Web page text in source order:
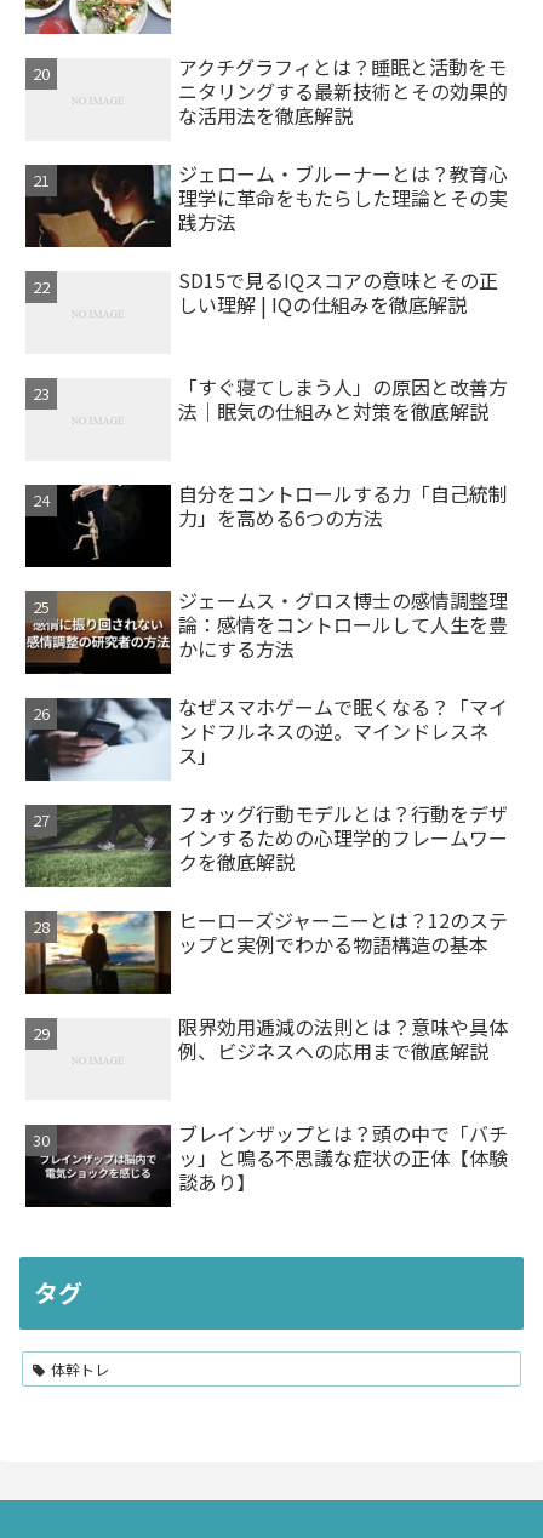
アクチグラフィとは？睡眠と活動をモ
ニタリングする最新技術とその効果的
な活用法を徹底解説
ジェローム・ブルーナーとは？教育心
理学に革命をもたらした理論とその実
践方法
SD15で見るIQスコアの意味とその正
しい理解 | IQの仕組みを徹底解説
「すぐ寝てしまう人」の原因と改善方
法｜眠気の仕組みと対策を徹底解説
自分をコントロールする力「自己統制
力」を高める6つの方法
ジェームス・グロス博士の感情調整理
論：感情をコントロールして人生を豊
かにする方法
なぜスマホゲームで眠くなる？「マイ
ンドフルネスの逆。マインドレスネ
ス」
フォッグ行動モデルとは？行動をデザ
インするための心理学的フレームワー
クを徹底解説
ヒーローズジャーニーとは？12のステ
ップと実例でわかる物語構造の基本
限界効用逓減の法則とは？意味や具体
例、ビジネスへの応用まで徹底解説
ブレインザップとは？頭の中で「バチ
ッ」と鳴る不思議な症状の正体【体験
談あり】
タグ
体幹トレ